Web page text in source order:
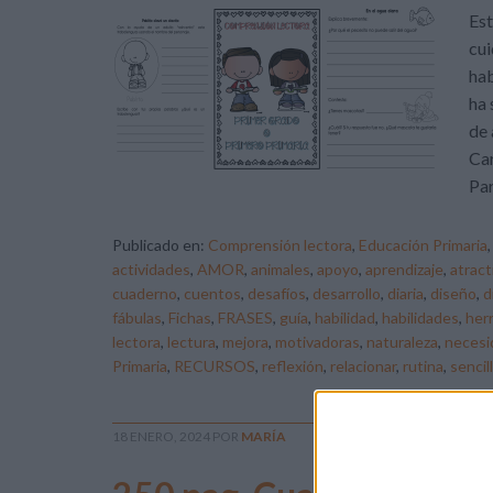
ha
de
Publicado en: Comprensión lectora, Educación Primaria,
actividades, AMOR, animales, apoyo, aprendizaje,
cuaderno, cuentos, desafíos, desarrollo, diaria, diseño,
fábulas, Fichas, FRASES, guía, habilidad, habilidades,
lectora, lectura, mejora, motivadoras, naturaleza,
Primaria, RECURSOS, reflexión, relacionar, rutina,
18 ENERO, 2024 POR MARÍA